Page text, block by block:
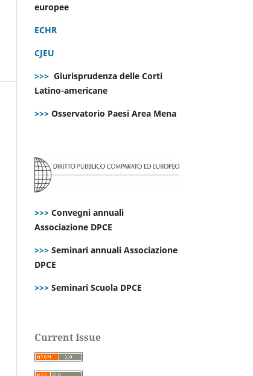
europee
ECHR
CJEU
>>> Giurisprudenza delle Corti
Latino-americane
>>> Osservatorio Paesi Area Mena
>>> Convegni annuali
Associazione DPCE
>>> Seminari annuali Associazione
DPCE
>>> Seminari Scuola DPCE
Current Issue